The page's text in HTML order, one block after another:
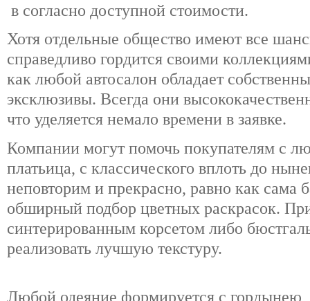
в согласно доступной стоимости.
Хотя отдельные общество имеют все
справедливо гордится своими
как любой автосалон обладает
эксклюзивы. Всегда они
что уделяется немало времени в заявке.
Компании могут помочь покупателям с
платьица, с классического вплоть до
неповторим и прекрасно, равно как
обширный подбор цветных раскрасок.
синтерированным корсетом либо
реализовать лучшую текстуру.
Любой одеяние формируется с гордынею,